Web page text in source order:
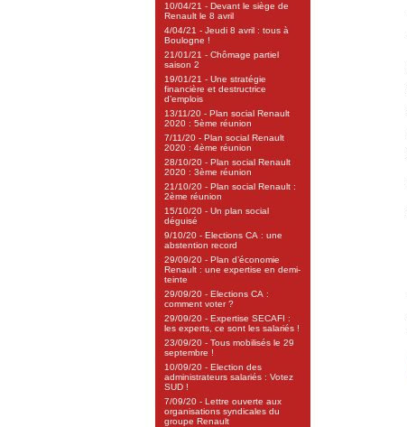
10/04/21 - Devant le siège de
Renault le 8 avril
4/04/21 - Jeudi 8 avril : tous à
Boulogne !
21/01/21 - Chômage partiel
saison 2
19/01/21 - Une stratégie
financière et destructrice
d’emplois
13/11/20 - Plan social Renault
2020 : 5ème réunion
7/11/20 - Plan social Renault
2020 : 4ème réunion
28/10/20 - Plan social Renault
2020 : 3ème réunion
21/10/20 - Plan social Renault :
2ème réunion
15/10/20 - Un plan social
déguisé
9/10/20 - Elections CA : une
abstention record
29/09/20 - Plan d’économie
Renault : une expertise en demi-
teinte
29/09/20 - Elections CA :
comment voter ?
29/09/20 - Expertise SECAFI :
les experts, ce sont les salariés !
23/09/20 - Tous mobilisés le 29
septembre !
10/09/20 - Election des
administrateurs salariés : Votez
SUD !
7/09/20 - Lettre ouverte aux
organisations syndicales du
groupe Renault